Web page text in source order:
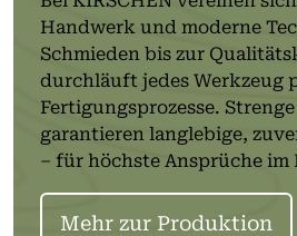
Handwerk und moderne
Schmieden bis zur
durchläuft jedes Werkzeug
Fertigungsprozesse.
garantieren langlebige,
– für höchste Ansprüche
Mehr zur Produktion